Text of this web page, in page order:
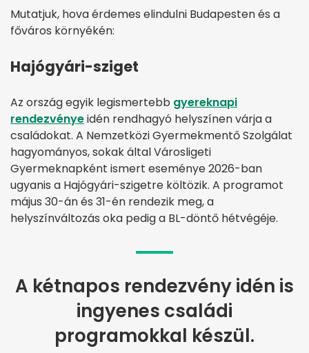
Mutatjuk, hova érdemes elindulni Budapesten és a
főváros környékén:
Hajógyári-sziget
Az ország egyik legismertebb gyereknapi
rendezvényeidén rendhagyó helyszínen várja a
családokat. A Nemzetközi Gyermekmentő Szolgálat
hagyományos, sokak által Városligeti
Gyermeknapként ismert eseménye 2026-ban
ugyanis a Hajógyári-szigetre költözik. A programot
május 30-án és 31-én rendezik meg, a
helyszínváltozás oka pedig a BL-döntő hétvégéje.
A kétnapos rendezvény idén is
ingyenes családi
programokkal készül.